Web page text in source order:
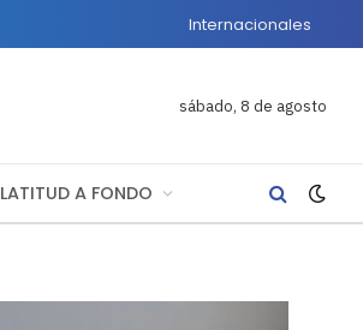
Internacionales
sábado, 8 de agosto
LATITUD A FONDO